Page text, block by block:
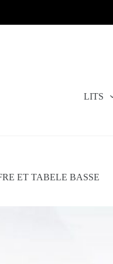
LITS
ET TABELE BASSE